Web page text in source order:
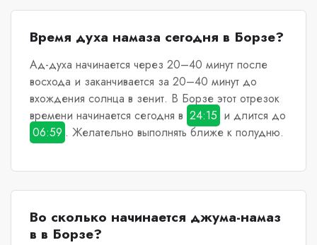
Время духа намаза сегодня в Борзе?
Ад-духа начинается через 20–40 минут после
восхода и заканчивается за 20–40 минут до
вхождения солнца в зенит. В Борзеэтот отрезок
времени начинается сегодня в 24:15 и длится до
06:59 . Желательно выполнять ближе к полудню.
Во сколько начинается джума-намаз
в в Борзе?